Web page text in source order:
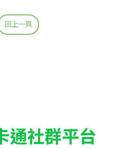
回上一頁
通社群平台